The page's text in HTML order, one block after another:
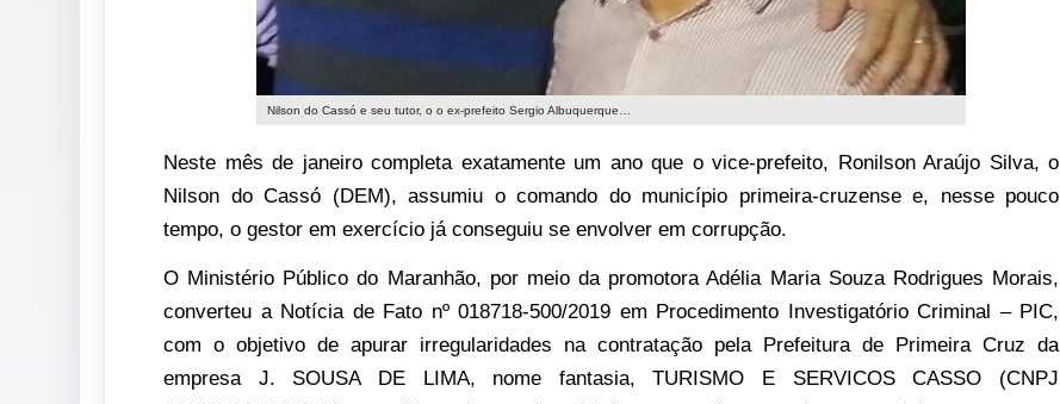
Nilson do Cassó e seu tutor, o o ex-prefeito Sergio Albuquerque…
Neste mês de janeiro completa exatamente um ano que o vice-prefeito, Ronilson Araújo Silva, o
Nilson do Cassó (DEM), assumiu o comando do município primeira-cruzense e, nesse pouco
tempo, o gestor em exercício já conseguiu se envolver em corrupção.
O Ministério Público do Maranhão, por meio da promotora Adélia Maria Souza Rodrigues Morais,
converteu a Notícia de Fato nº 018718-500/2019 em Procedimento Investigatório Criminal – PIC,
com o objetivo de apurar irregularidades na contratação pela Prefeitura de Primeira Cruz da
empresa J. SOUSA DE LIMA, nome fantasia, TURISMO E SERVICOS CASSO (CNPJ